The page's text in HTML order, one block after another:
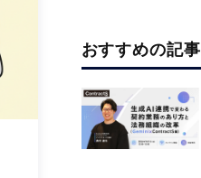
おすすめの記事